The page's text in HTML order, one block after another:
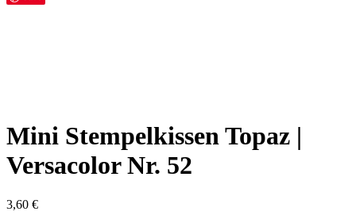
Mini Stempelkissen Topaz |
Versacolor Nr. 52
3,60 €